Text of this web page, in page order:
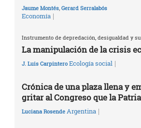
Jaume Montés, Gerard Serralabós
Economía |
Instrumento de depredación, desigualdad y
La manipulación de la crisis
J. Luis Carpintero Ecología social |
Crónica de una plaza llena y
gritar al Congreso que la
Luciana Rosende Argentina |